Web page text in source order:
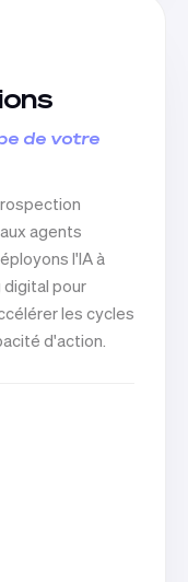
de votre
agents
l'IA à
pour
les cycles
d'action.